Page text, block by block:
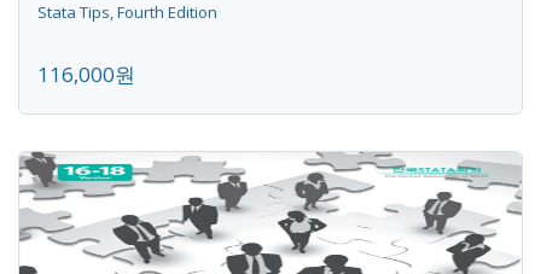
Stata Tips, Fourth Edition
116,000원